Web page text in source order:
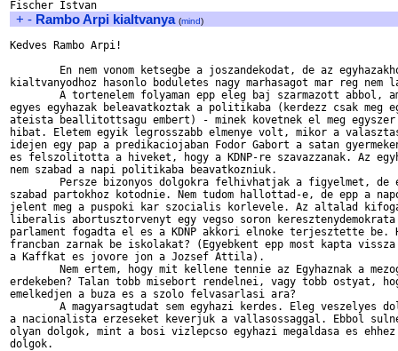
+ - Rambo Arpi kialtvanya (mind)
Kedves Rambo Arpi!
kialtvanyodhoz hasonlo boduletes nagy marhasagot mar reg
egyes egyhazak beleavatkoztak a politikaba (kerdezz csak meg
ateista beallitottsagu embert) - minek kovetnek el meg
hibat. Eletem egyik legrosszabb elmenye volt, mikor a
idejen egy pap a predikaciojaban Fodor Gabort a satan
es felszolitotta a hiveket, hogy a KDNP-re szavazzanak. Az
nem szabad a napi politikaba beavatkozniuk.
szabad partokhoz kotodnie. Nem tudom hallottad-e, de epp a
jelent meg a puspoki kar szocialis korlevele. Az altalad
liberalis abortusztorvenyt egy vegso soron
parlament fogadta el es a KDNP akkori elnoke terjesztette
francban zarnak be iskolakat? (Egyebkent epp most kapta
a Kaffkat es jovore jon a Jozsef Attila).
erdekeben? Talan tobb misebort rendelnei, vagy tobb ostyat,
emelkedjen a buza es a szolo felvasarlasi ara?
a nacionalista erzeseket keverjuk a vallasossaggal. Ebbol
olyan dolgok, mint a bosi vizlepcso egyhazi megaldasa es
dolgok.